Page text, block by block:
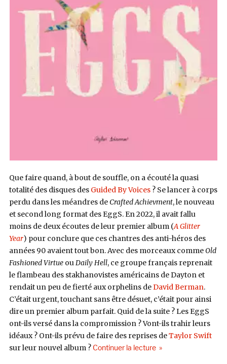
Que faire quand, à bout de souffle, on a écouté la quasi
totalité des disques des Guided By Voices? Se lancer à corps
perdu dans les méandres deCrafted Achievment, le nouveau
et second long format des EggS. En 2022, il avait fallu
moins de deux écoutes de leur premier album (A Glitter
Year) pour conclure que ces chantres des anti-héros des
années 90 avaient tout bon. Avec des morceaux commeOld
Fashioned VirtueouDaily Hell, ce groupe français reprenait
le flambeau des stakhanovistes américains de Dayton et
rendait un peu de fierté aux orphelins deDavid Berman.
C’était urgent, touchant sans être désuet, c’était pour ainsi
dire un premier album parfait. Quid de la suite ? Les EggS
ont-ils versé dans la compromission ? Vont-ils trahir leurs
idéaux ? Ont-ils prévu de faire des reprises deTaylor Swift
sur leur nouvel album ? Continuer la lecturede « EggS, Crafted